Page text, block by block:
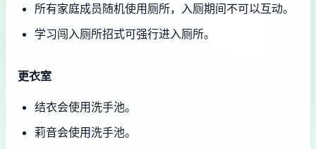
所有家庭成员随机使用厕所，入厕期间不可以互动。
学习闯入厕所招式可强行进入厕所。
更衣室
结衣会使用洗手池。
莉音会使用洗手池。